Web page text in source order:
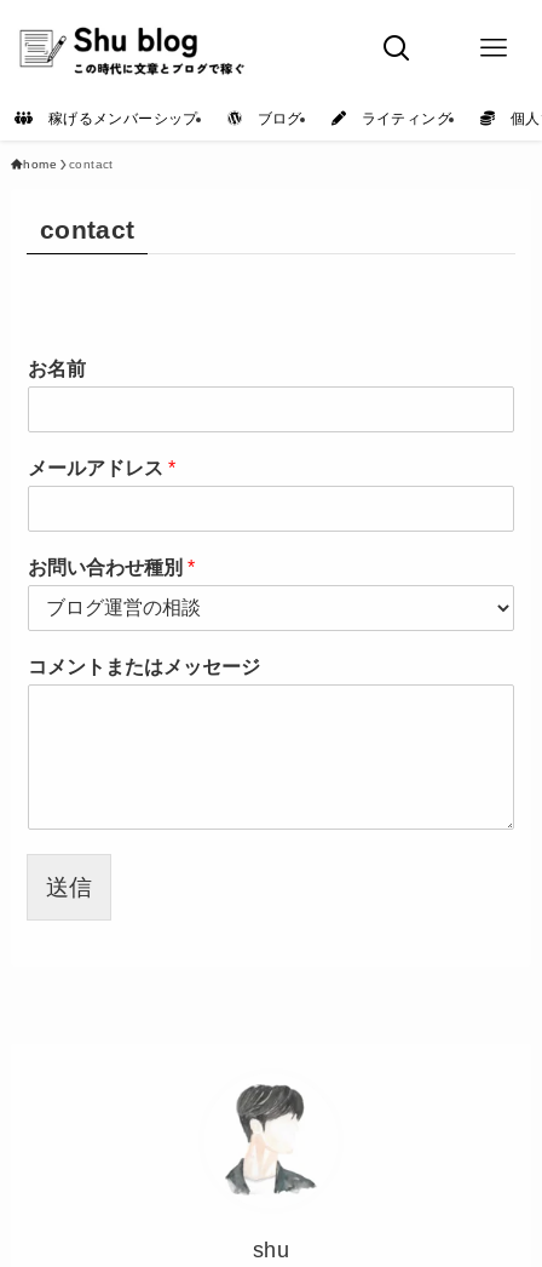
稼げるメンバーシップ ブログ ライティング 個人
home contact
contact
お名前
メールアドレス*
お問い合わせ種別*
コメントまたはメッセージ
送信
shu